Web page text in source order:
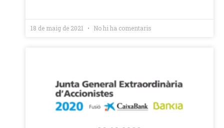
18 de maig de 2021 No hi ha comentaris